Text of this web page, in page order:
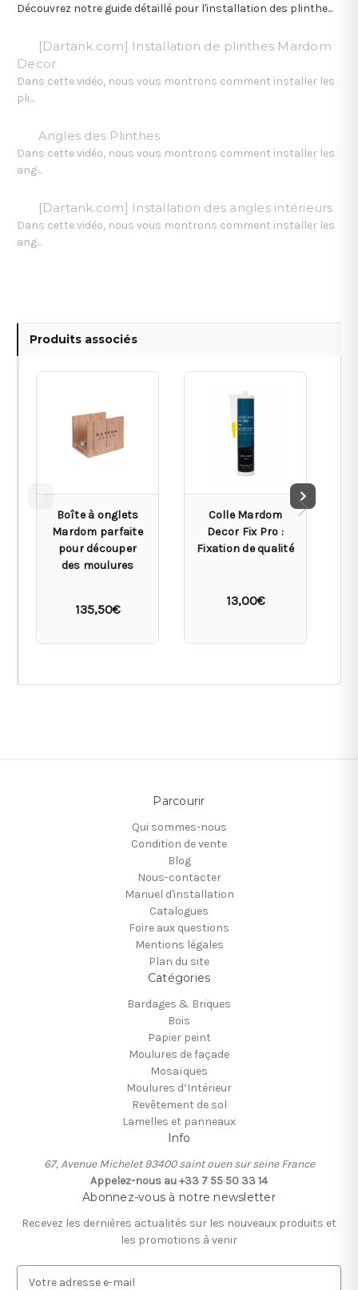
Découvrez notre guide détaillé pour l'installation des plinthe...
[Dartank.com] Installation de plinthes Mardom
Decor
Dans cette vidéo, nous vous montrons comment installer les
pli...
Angles des Plinthes
Dans cette vidéo, nous vous montrons comment installer les
ang...
[Dartank.com] Installation des angles intérieurs
Dans cette vidéo, nous vous montrons comment installer les
ang...
Produits associés
Boîte à onglets
Mardom parfaite
pour découper
des moulures
135,50€
Colle Mardom
Decor Fix Pro :
Fixation de qualité
13,00€
Parcourir
Qui sommes-nous
Condition de vente
Blog
Nous-contacter
Manuel d'installation
Catalogues
Foire aux questions
Mentions légales
Plan du site
Catégories
Bardages & Briques
Bois
Papier peint
Moulures de façade
Mosaïques
Moulures d’Intérieur
Revêtement de sol
Lamelles et panneaux
Info
67, Avenue Michelet 93400 saint ouen sur seine France
Appelez-nous au +33 7 55 50 33 14
Abonnez-vous à notre newsletter
Recevez les dernières actualités sur les nouveaux produits et
les promotions à venir